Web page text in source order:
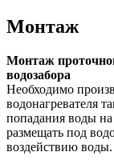
Монтаж
Монтаж
водозабора
Необходимо
водонагревателя
попадания воды на
размещать под
воздействию воды.